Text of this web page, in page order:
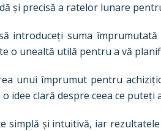
și precisă a ratelor lunare
introduceți suma
o unealtă utilă pentru a vă
unui împrumut pentru
idee clară despre ceea ce
simplă și intuitivă, iar